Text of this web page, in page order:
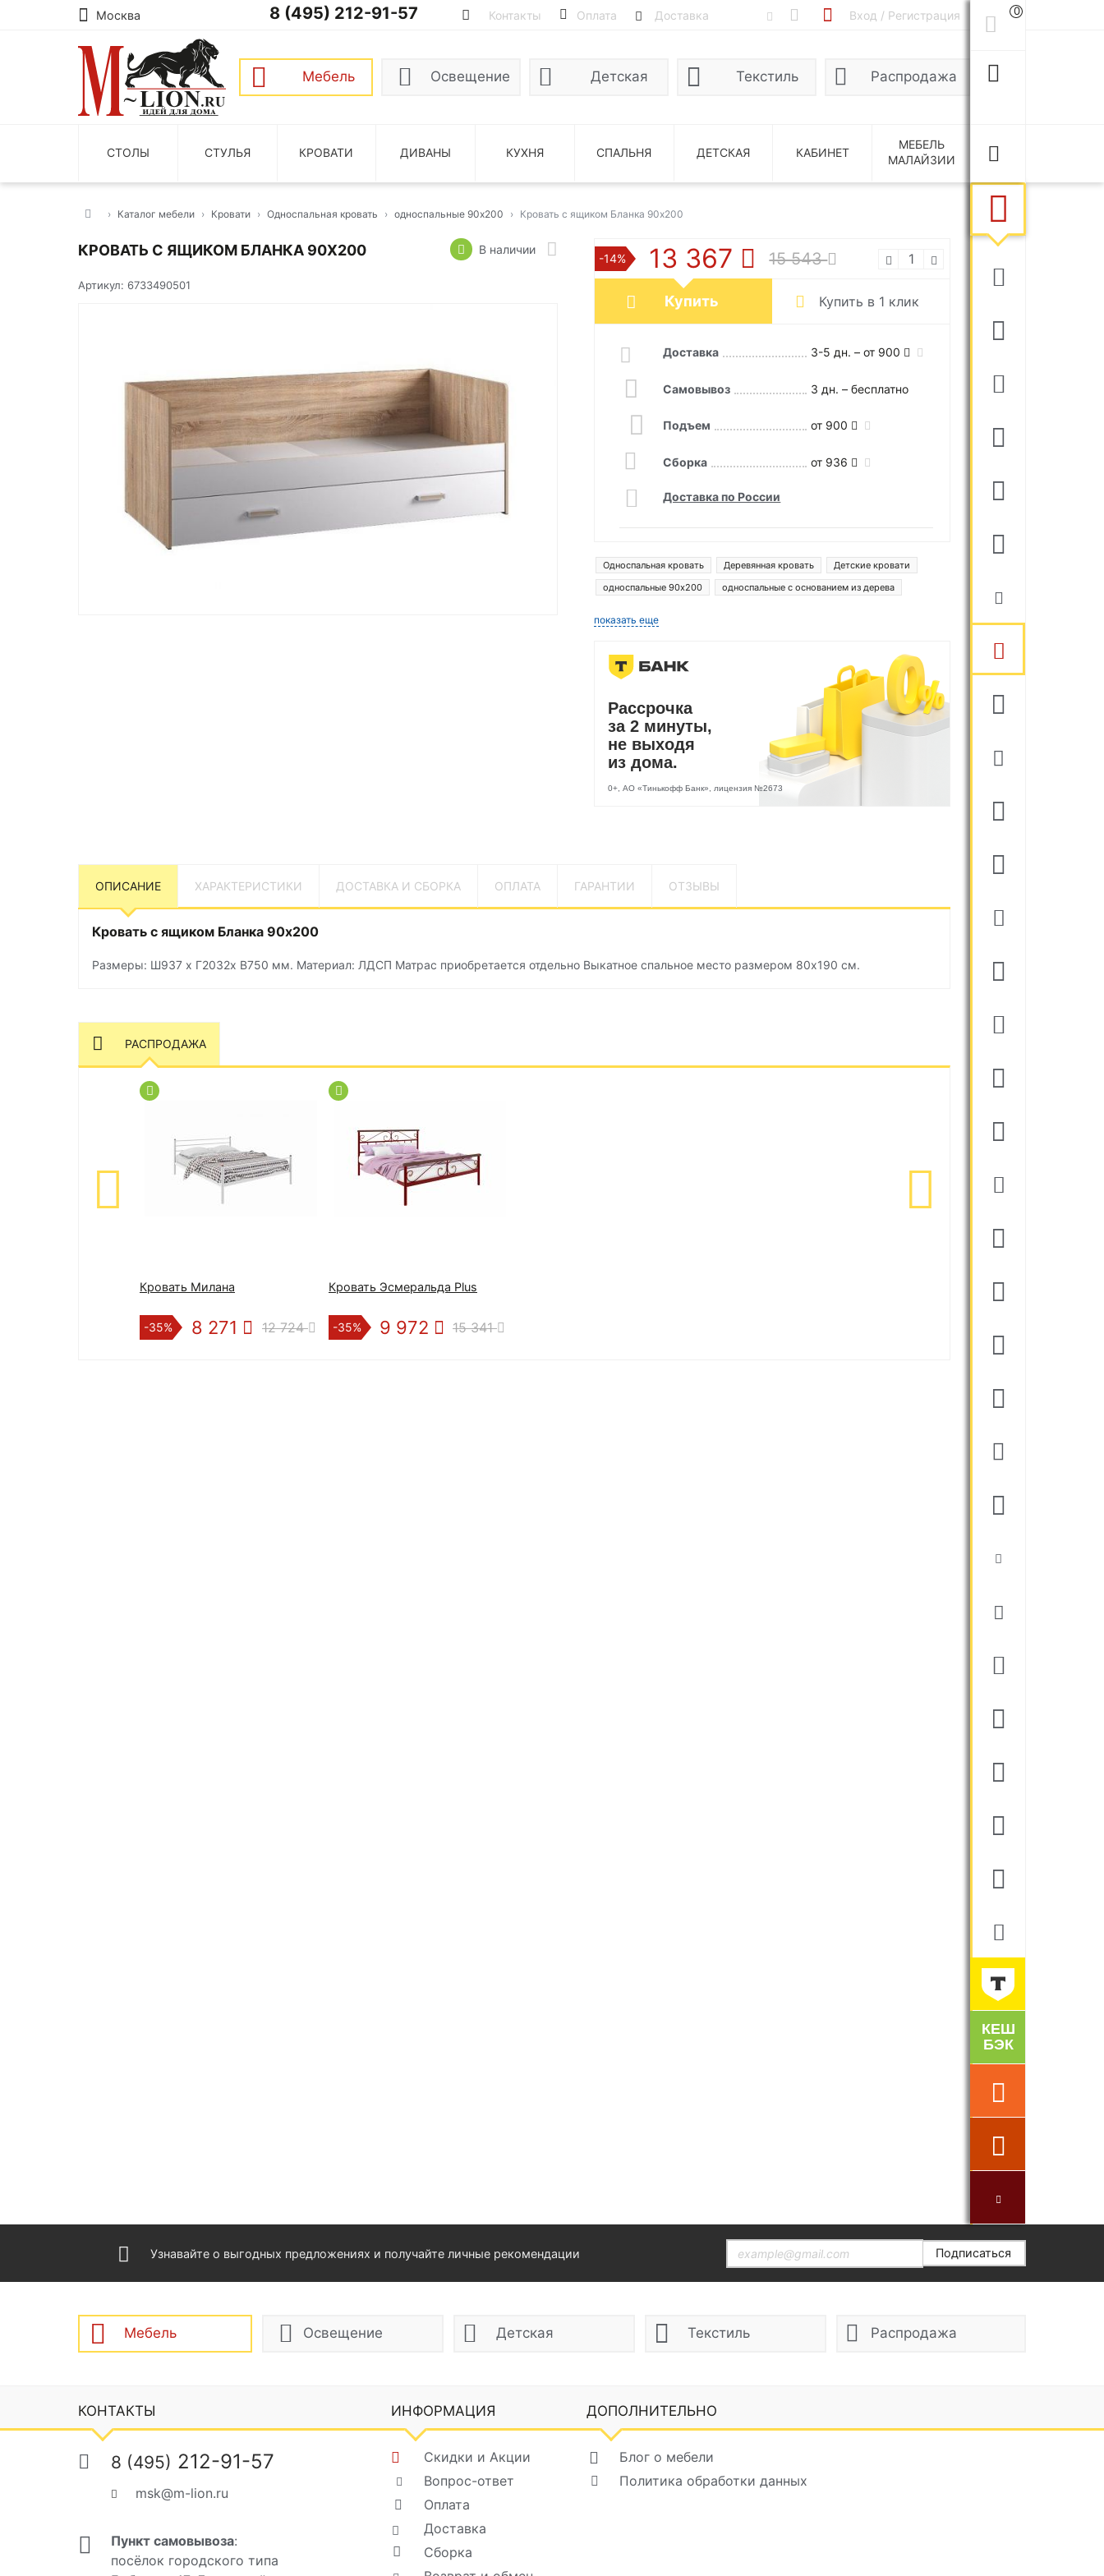
Москва 8 (495) 212-91-57 Контакты Оплата Доставка Вход / Регистрация 0
Мебель Освещение Детская Текстиль Распродажа
СТОЛЫ СТУЛЬЯ КРОВАТИ ДИВАНЫ КУХНЯ СПАЛЬНЯ ДЕТСКАЯ КАБИНЕТ
МЕБЕЛЬ
МАЛАЙЗИИ
Каталог мебели Кровати Односпальная кровать односпальные 90x200 Кровать с ящиком Бланка 90х200
В наличии
КРОВАТЬ С ЯЩИКОМ БЛАНКА 90Х200
Артикул: 6733490501
-14% 13 367 15 543
Купить Купить в 1 клик
Доставка 3-5 дн. – от 900
Самовывоз 3 дн. – бесплатно
Подъем от 900
Сборка от 936
Доставка по России
Односпальная кровать Деревянная кровать
Детские кровати
односпальные 90x200
односпальные с основанием из дерева
показать еще
Рассрочка
за 2 минуты,
не выходя
из дома.
0+, АО «Тинькофф Банк», лицензия №2673
ОПИСАНИЕ ХАРАКТЕРИСТИКИ ДОСТАВКА И СБОРКА ОПЛАТА ГАРАНТИИ ОТЗЫВЫ
Кровать с ящиком Бланка 90х200
Размеры: Ш937 х Г2032х В750 мм. Материал: ЛДСП Матрас приобретается отдельно Выкатное спальное место размером 80х190 см.
РАСПРОДАЖА
Кровать Милана
-35% 8 271 12 724
Кровать Эсмеральда Plus
-35% 9 972 15 341
Узнавайте о выгодных предложениях и получайте личные рекомендации Подписаться
Мебель Освещение Детская Текстиль Распродажа
КОНТАКТЫ
8 (495) 212-91-57
msk@m-lion.ru
Пункт самовывоза:
посёлок городского типа
ИНФОРМАЦИЯ
Скидки и Акции
Вопрос-ответ
Оплата
Доставка
Сборка
ДОПОЛНИТЕЛЬНО
Блог о мебели
Политика обработки данных